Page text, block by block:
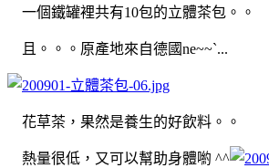
一個鐵罐裡共有10包的立體茶包。。
且。。。原產地來自德國ne~~`...
花草茶，果然是養生的好飲料。。
熱量很低，又可以幫助身體喲 ^^